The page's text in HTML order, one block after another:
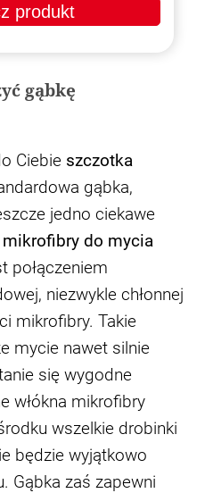
produkt
gąbkę
Ciebie szczotka
gąbka,
jedno ciekawe
mikrofibry do mycia
połączeniem
niezwykle chłonnej
mikrofibry. Takie
mycie nawet silnie
się wygodne
włókna mikrofibry
wszelkie drobinki
będzie wyjątkowo
Gąbka zaś zapewni